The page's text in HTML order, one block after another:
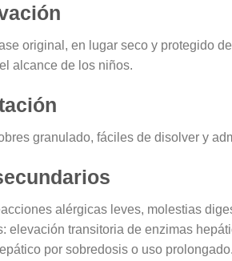
original, en lugar seco y protegido
alcance de los niños.
granulado, fáciles de disolver y
alérgicas leves, molestias
elevación transitoria de enzimas
por sobredosis o uso prolongado.